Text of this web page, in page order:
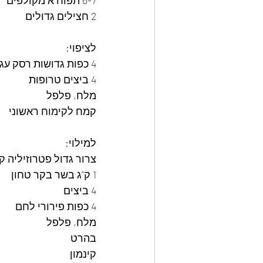
2 חצילים גדולים
לציפוי:
4 כפות גדושות רסק עגבניות
4 ביצים טרופות
מלח, פלפל
קמח לקימוח ראשוני
למילוי:
צרור גדול פטרוזיליה
1 ק"ג בשר בקר טחון
4 ביצים
4 כפות פירורי לחם
מלח, פלפל
בהרט
קינמון